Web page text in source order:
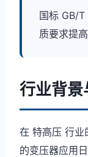
国标 GB/
质要求提
行业背景
在 特高压 行业
的变压器应用